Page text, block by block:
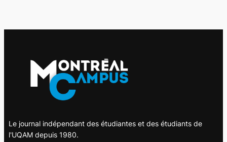
Le journal indépendant des étudiantes et des étudiants de
l'UQAM depuis 1980.